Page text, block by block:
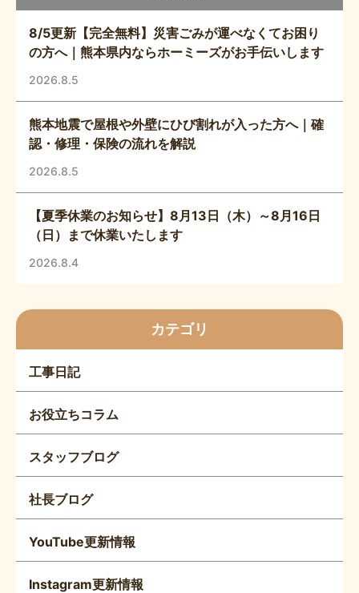
8/5更新【完全無料】災害ごみが運べなくてお困り
の方へ｜熊本県内ならホーミーズがお手伝いします
2026.8.5
熊本地震で屋根や外壁にひび割れが入った方へ｜確
認・修理・保険の流れを解説
2026.8.5
【夏季休業のお知らせ】8月13日（木）～8月16日
（日）まで休業いたします
2026.8.4
カテゴリ
工事日記
お役立ちコラム
スタッフブログ
社長ブログ
YouTube更新情報
Instagram更新情報